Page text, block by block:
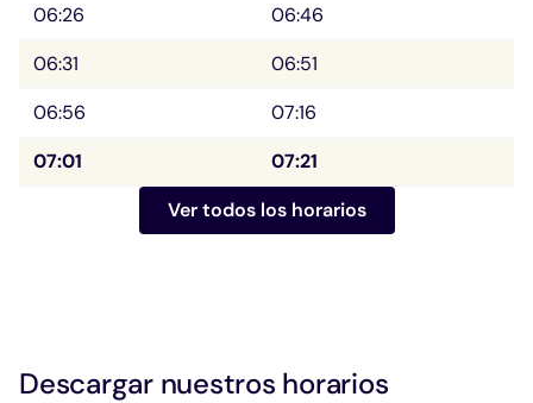
06:26
06:46
06:31
06:51
06:56
07:16
07:01
07:21
Ver todos los horarios
Descargar nuestros horarios